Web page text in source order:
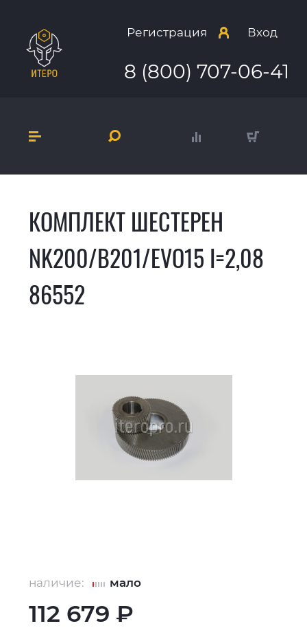
Регистрация Вход
8 (800) 707-06-41
КОМПЛЕКТ ШЕСТЕРЕН
NK200/B201/EVO15 I=2,08
86552
наличие: мало
112 679 ₽